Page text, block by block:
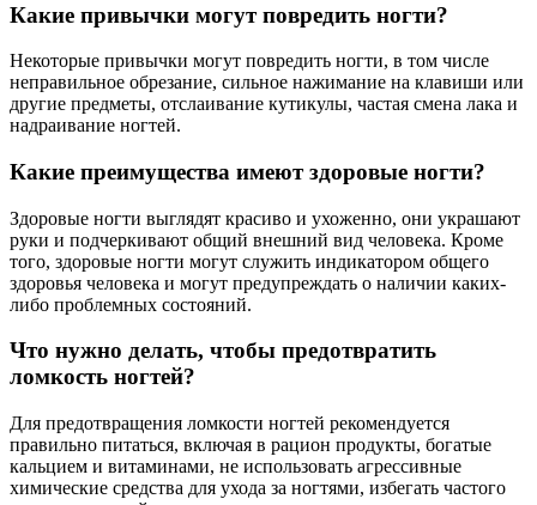
Какие привычки могут повредить ногти?
Некоторые привычки могут повредить ногти, в том числе
неправильное обрезание, сильное нажимание на клавиши или
другие предметы, отслаивание кутикулы, частая смена лака и
надраивание ногтей.
Какие преимущества имеют здоровые ногти?
Здоровые ногти выглядят красиво и ухоженно, они украшают
руки и подчеркивают общий внешний вид человека. Кроме
того, здоровые ногти могут служить индикатором общего
здоровья человека и могут предупреждать о наличии каких-
либо проблемных состояний.
Что нужно делать, чтобы предотвратить
ломкость ногтей?
Для предотвращения ломкости ногтей рекомендуется
правильно питаться, включая в рацион продукты, богатые
кальцием и витаминами, не использовать агрессивные
химические средства для ухода за ногтями, избегать частого